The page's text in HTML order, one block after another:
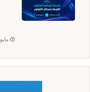
مايو 16, 2026